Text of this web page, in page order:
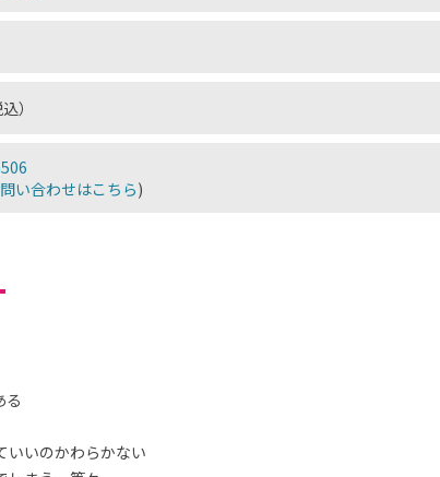
）
い合わせはこちら)
る
いいのかわらかない